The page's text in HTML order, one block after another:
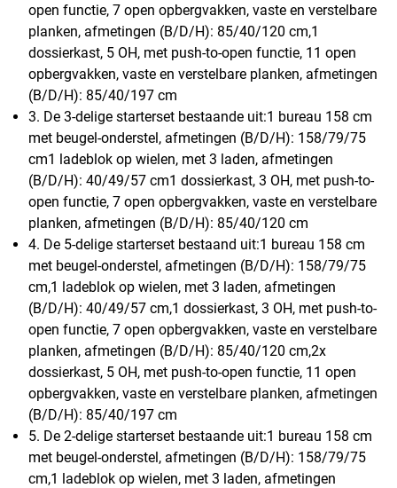
open functie, 7 open opbergvakken, vaste en verstelbare
planken, afmetingen (B/D/H): 85/40/120 cm,1
dossierkast, 5 OH, met push-to-open functie, 11 open
opbergvakken, vaste en verstelbare planken, afmetingen
(B/D/H): 85/40/197 cm
3. De 3-delige starterset bestaande uit:1 bureau 158 cm
met beugel-onderstel, afmetingen (B/D/H): 158/79/75
cm1 ladeblok op wielen, met 3 laden, afmetingen
(B/D/H): 40/49/57 cm1 dossierkast, 3 OH, met push-to-
open functie, 7 open opbergvakken, vaste en verstelbare
planken, afmetingen (B/D/H): 85/40/120 cm
4. De 5-delige starterset bestaand uit:1 bureau 158 cm
met beugel-onderstel, afmetingen (B/D/H): 158/79/75
cm,1 ladeblok op wielen, met 3 laden, afmetingen
(B/D/H): 40/49/57 cm,1 dossierkast, 3 OH, met push-to-
open functie, 7 open opbergvakken, vaste en verstelbare
planken, afmetingen (B/D/H): 85/40/120 cm,2x
dossierkast, 5 OH, met push-to-open functie, 11 open
opbergvakken, vaste en verstelbare planken, afmetingen
(B/D/H): 85/40/197 cm
5. De 2-delige starterset bestaande uit:1 bureau 158 cm
met beugel-onderstel, afmetingen (B/D/H): 158/79/75
cm,1 ladeblok op wielen, met 3 laden, afmetingen